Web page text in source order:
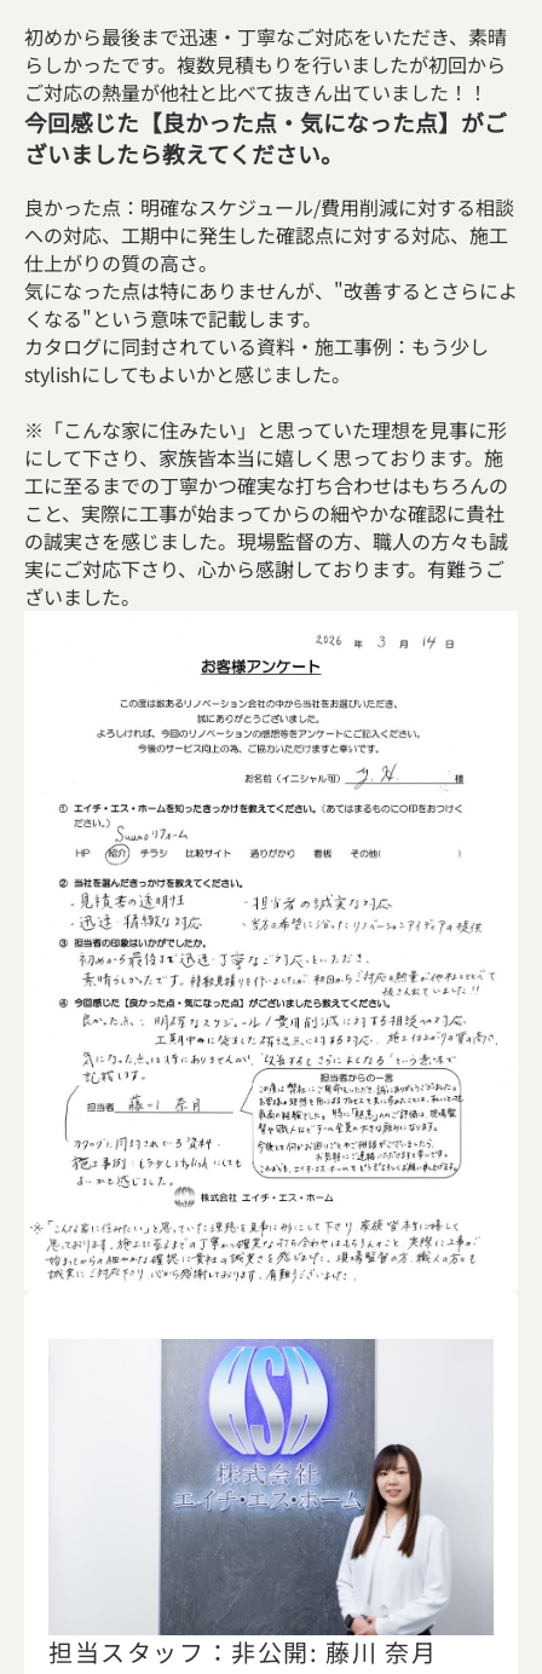
初めから最後まで迅速・丁寧なご対応をいただき、素晴
らしかったです。複数見積もりを行いましたが初回から
ご対応の熱量が他社と比べて抜きん出ていました！！
今回感じた【良かった点・気になった点】がご
ざいましたら教えてください。
良かった点：明確なスケジュール/費用削減に対する相談
への対応、工期中に発生した確認点に対する対応、施工
仕上がりの質の高さ。
気になった点は特にありませんが、"改善するとさらによ
くなる"という意味で記載します。
カタログに同封されている資料・施工事例：もう少し
stylishにしてもよいかと感じました。
※「こんな家に住みたい」と思っていた理想を見事に形
にして下さり、家族皆本当に嬉しく思っております。施
工に至るまでの丁寧かつ確実な打ち合わせはもちろんの
こと、実際に工事が始まってからの細やかな確認に貴社
の誠実さを感じました。現場監督の方、職人の方々も誠
実にご対応下さり、心から感謝しております。有難うご
ざいました。
担当スタッフ：非公開: 藤川 奈月